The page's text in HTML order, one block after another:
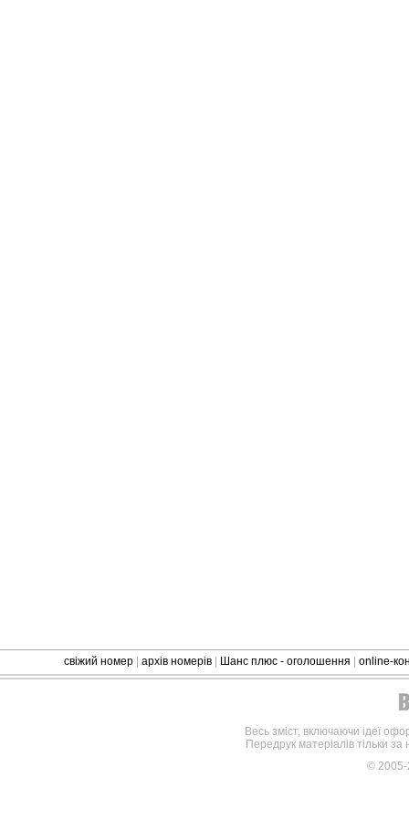
свіжий номер архів номерів Шанс плюс - оголошення online-
Весь зміст, включаючи ідеї
Передрук матеріалів тільки
©